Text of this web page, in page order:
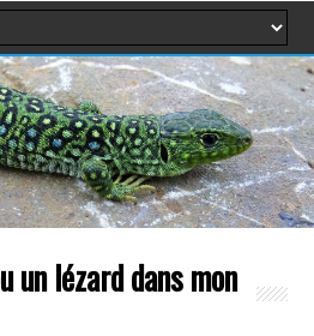
un lézard dans mon